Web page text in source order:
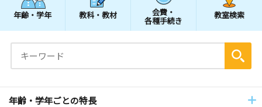
年齢・学年 教科・教材 会費・
各種手続き
教室検索
年齢・学年ごとの特長